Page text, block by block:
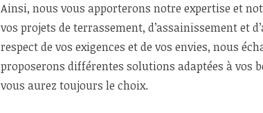
Ainsi, nous vous apporterons notre expertise et
vos projets de terrassement, d’assainissement et
respect de vos exigences et de vos envies, nous
proposerons différentes solutions adaptées à vos
vous aurez toujours le choix.